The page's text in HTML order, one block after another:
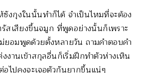
งกุงในนั้นทำก็ได้ จำเป็นไหมที่จะต้อง
รัสเสียงขึ้นจมูก ที่พูดอย่างนั้นก็เพราะ
ยอมพูดด้วยตั้งหลายวัน ถามคำตอบคำ
งานเข้าสกุลอื่นก็เริ่มฝึกทำตัวห่างเหิน
ไปคงจะเจอตัวกันยากขึ้นแน่ๆ